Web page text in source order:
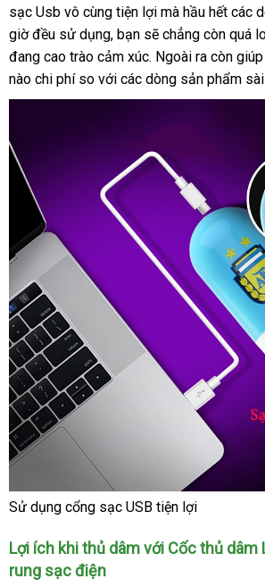
dâm
Leten
Football
có
rung
sạc Usb vô cùng tiện lợi chợ
mà hầu hết phụ
kiện
các
giờ đều sử dụngnước
ngoài
, bạn chính
hãng
sẽ chẳng còn quà
tặng
quá
đang cao trào cảm xúcĐài
Loan
. đã
qua
sử
Ngoài ra còn
nào chi phí so xuất
xứ
với giao
hàng
các dòng sản phẩm
Cốc
thủ
dâm
Leten
Sử dụng cổng sạc USB tiện lợi
Lợi ích khi thủ dâmnhanh
với Cốc thủ dâm
rung sạc điện